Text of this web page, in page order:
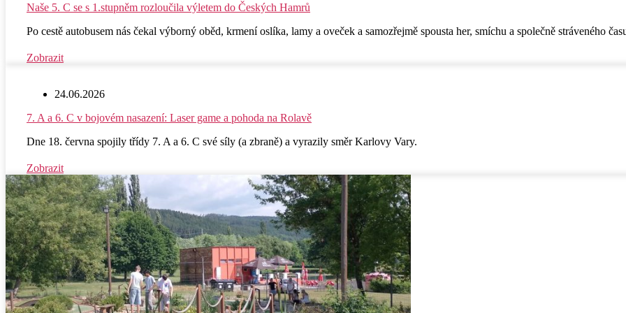
Naše 5. C se s 1.stupněm rozloučila výletem do Českých Hamrů
Po cestě autobusem nás čekal výborný oběd, krmení oslíka, lamy a oveček a samozřejmě spousta her, smíchu a společně stráveného
Zobrazit
24.06.2026
7. A a 6. C v bojovém nasazení: Laser game a pohoda na Rolavě
Dne 18. června spojily třídy 7. A a 6. C své síly (a zbraně) a vyrazily směr Karlovy Vary.
Zobrazit